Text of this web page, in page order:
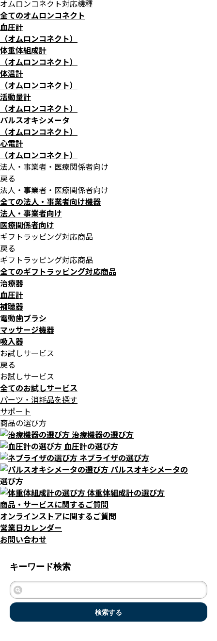
オムロンコネクト対応機種
全てのオムロンコネクト
血圧計
（オムロンコネクト）
体重体組成計
（オムロンコネクト）
体温計
（オムロンコネクト）
活動量計
（オムロンコネクト）
パルスオキシメータ
（オムロンコネクト）
心電計
（オムロンコネクト）
法人・事業者・医療関係者向け
戻る
法人・事業者・医療関係者向け
全ての法人・事業者向け機器
法人・事業者向け
医療関係者向け
ギフトラッピング対応商品
戻る
ギフトラッピング対応商品
全てのギフトラッピング対応商品
治療器
血圧計
補聴器
電動歯ブラシ
マッサージ機器
吸入器
お試しサービス
戻る
お試しサービス
全てのお試しサービス
パーツ・消耗品を探す
サポート
商品の選び方
治療機器の選び方
血圧計の選び方
ネブライザの選び方
パルスオキシメータの
選び方
体重体組成計の選び方
商品・サービスに関するご質問
オンラインストアに関するご質問
営業日カレンダー
お問い合わせ
キーワード検索
検索する